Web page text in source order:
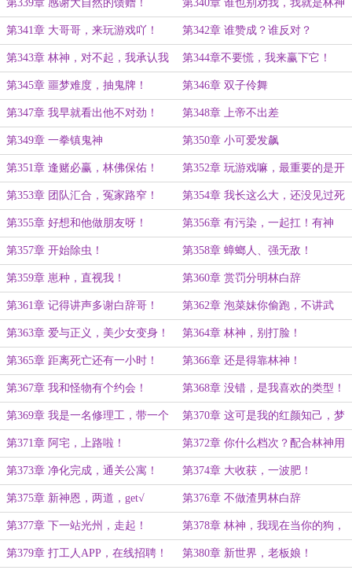
第339章 感谢大自然的馈赠！ 第340章 谁也别劝我，我就是林神
的狗！
第341章 大哥哥，来玩游戏吖！ 第342章 谁赞成？谁反对？
第343章 林神，对不起，我承认我
刚才说话声音有点大！
第344章不要慌，我来赢下它！
第345章 噩梦难度，抽鬼牌！ 第346章 双子伶舞
第347章 我早就看出他不对劲！ 第348章 上帝不出差
第349章 一拳镇鬼神 第350章 小可爱发飙
第351章 逢赌必赢，林佛保佑！ 第352章 玩游戏嘛，最重要的是开
心！
第353章 团队汇合，冤家路窄！ 第354章 我长这么大，还没见过死
人会说话！
第355章 好想和他做朋友呀！ 第356章 有污染，一起扛！有神
明，一起砍！
第357章 开始除虫！ 第358章 蟑螂人、强无敌！
第359章 崽种，直视我！ 第360章 赏罚分明林白辞
第361章 记得讲声多谢白辞哥！ 第362章 泡菜妹你偷跑，不讲武
德！
第363章 爱与正义，美少女变身！ 第364章 林神，别打脸！
第365章 距离死亡还有一小时！ 第366章 还是得靠林神！
第367章 我和怪物有个约会！ 第368章 没错，是我喜欢的类型！
第369章 我是一名修理工，带一个
管钳很合理吧？
第370章 这可是我的红颜知己，梦
中情人，得加钱！
第371章 阿宅，上路啦！ 第372章 你什么档次？配合林神用
同一款硅胶娃娃？
第373章 净化完成，通关公寓！ 第374章 大收获，一波肥！
第375章 新神恩，两道，get√ 第376章 不做渣男林白辞
第377章 下一站光州，走起！ 第378章 林神，我现在当你的狗，
还来得及吗？
第379章 打工人APP，在线招聘！ 第380章 新世界，老板娘！